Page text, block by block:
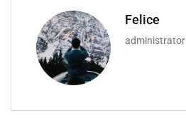
Felice
administrator